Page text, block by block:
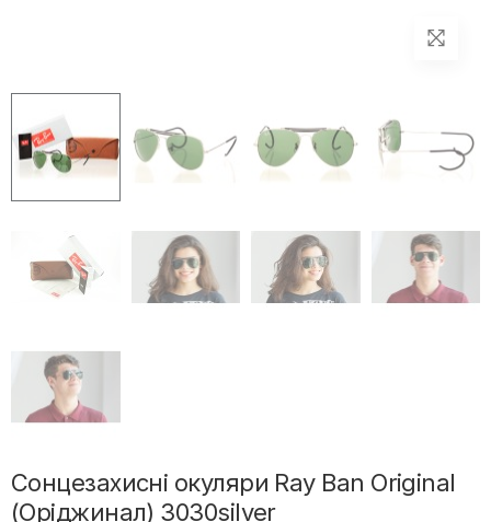
Сонцезахисні окуляри Ray Ban Original
(Оріджинал) 3030silver